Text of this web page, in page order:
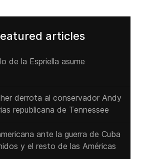
articles
de la Espriella asume
derrota al conservador Andy
republicana de Tennessee
ante la guerra de Cuba
y el resto de las Américas